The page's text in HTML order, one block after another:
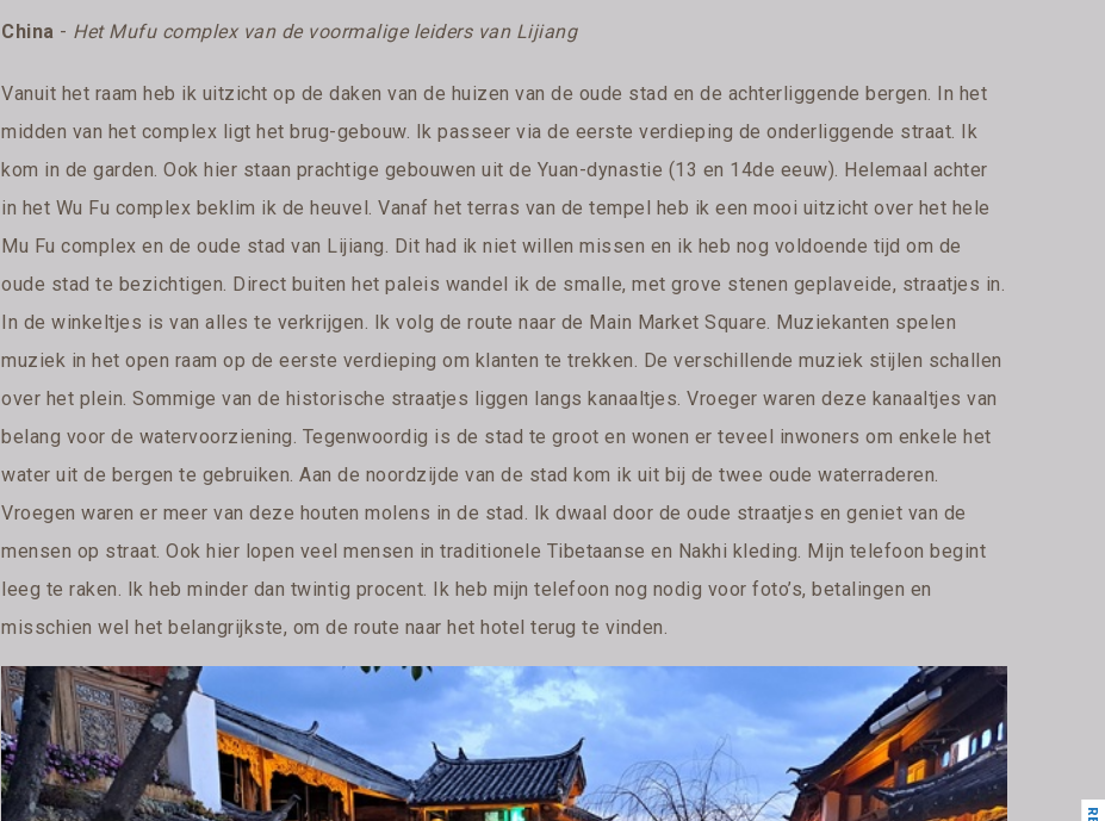
China - Het Mufu complex van de voormalige leiders van Lijiang
Vanuit het raam heb ik uitzicht op de daken van de huizen van de oude stad en de achterliggende bergen. In het
midden van het complex ligt het brug-gebouw. Ik passeer via de eerste verdieping de onderliggende straat. Ik
kom in de garden. Ook hier staan prachtige gebouwen uit de Yuan-dynastie (13 en 14de eeuw). Helemaal achter
in het Wu Fu complex beklim ik de heuvel. Vanaf het terras van de tempel heb ik een mooi uitzicht over het hele
Mu Fu complex en de oude stad van Lijiang. Dit had ik niet willen missen en ik heb nog voldoende tijd om de
oude stad te bezichtigen. Direct buiten het paleis wandel ik de smalle, met grove stenen geplaveide, straatjes in.
In de winkeltjes is van alles te verkrijgen. Ik volg de route naar de Main Market Square. Muziekanten spelen
muziek in het open raam op de eerste verdieping om klanten te trekken. De verschillende muziek stijlen schallen
over het plein. Sommige van de historische straatjes liggen langs kanaaltjes. Vroeger waren deze kanaaltjes van
belang voor de watervoorziening. Tegenwoordig is de stad te groot en wonen er teveel inwoners om enkele het
water uit de bergen te gebruiken. Aan de noordzijde van de stad kom ik uit bij de twee oude waterraderen.
Vroegen waren er meer van deze houten molens in de stad. Ik dwaal door de oude straatjes en geniet van de
mensen op straat. Ook hier lopen veel mensen in traditionele Tibetaanse en Nakhi kleding. Mijn telefoon begint
leeg te raken. Ik heb minder dan twintig procent. Ik heb mijn telefoon nog nodig voor foto’s, betalingen en
misschien wel het belangrijkste, om de route naar het hotel terug te vinden.